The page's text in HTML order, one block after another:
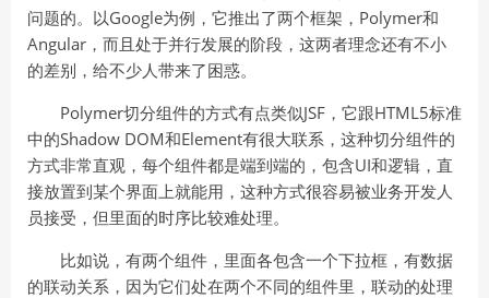
问题的。以Google为例，它推出了两个框架，Polymer和
Angular，而且处于并行发展的阶段，这两者理念还有不小
的差别，给不少人带来了困惑。
Polymer切分组件的方式有点类似JSF，它跟HTML5标准
中的Shadow DOM和Element有很大联系，这种切分组件的
方式非常直观，每个组件都是端到端的，包含UI和逻辑，直
接放置到某个界面上就能用，这种方式很容易被业务开发人
员接受，但里面的时序比较难处理。
比如说，有两个组件，里面各包含一个下拉框，有数据
的联动关系，因为它们处在两个不同的组件里，联动的处理